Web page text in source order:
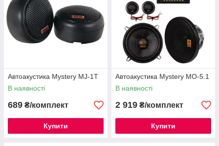
Автоакустика Mystery MJ-1T
В наявності
689 ₴/комплект
Купити
Автоакустика Mystery MO-5.1
В наявності
2 919 ₴/комплект
Купити